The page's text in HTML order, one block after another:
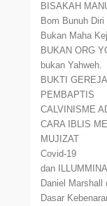
BISAKAH
Bom Bunuh Diri
Bukan Maha
BUKAN ORG
bukan Yahweh.
BUKTI
PEMBAPTIS
CALVINISME
CARA IBLIS
MUJIZAT
Covid-19
dan
Daniel Marshall
Dasar